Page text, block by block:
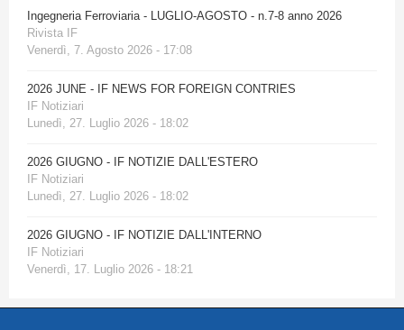
Ingegneria Ferroviaria - LUGLIO-AGOSTO - n.7-8 anno 2026
Rivista IF
Venerdì, 7. Agosto 2026 - 17:08
2026 JUNE - IF NEWS FOR FOREIGN CONTRIES
IF Notiziari
Lunedì, 27. Luglio 2026 - 18:02
2026 GIUGNO - IF NOTIZIE DALL'ESTERO
IF Notiziari
Lunedì, 27. Luglio 2026 - 18:02
2026 GIUGNO - IF NOTIZIE DALL'INTERNO
IF Notiziari
Venerdì, 17. Luglio 2026 - 18:21